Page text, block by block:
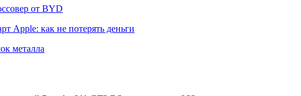
от BYD
Apple: как не потерять деньги
металла